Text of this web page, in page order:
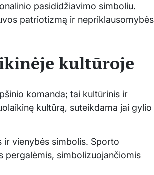
pasididžiavimo simboliu.
patriotizmą ir nepriklausomybės
kultūroje
komanda; tai kultūrinis ir
kultūrą, suteikdama jai gylio
ir vienybės simbolis. Sporto
pergalėmis, simbolizuojančiomis